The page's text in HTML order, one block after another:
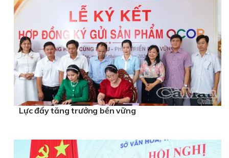
Lực đẩy tăng trưởng bền vững